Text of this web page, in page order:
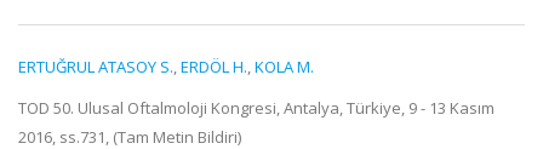
ERTUĞRUL ATASOY S.,ERDÖL H.,KOLA M.
TOD 50. Ulusal Oftalmoloji Kongresi, Antalya, Türkiye, 9 - 13 Kasım
2016, ss.731, (Tam Metin Bildiri)